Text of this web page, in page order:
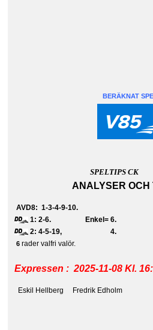
BERÄKNAT
SPELTIPS CK
ANALYSER OCH
AVD8: 1-3-4-9-10.
1: 2-6.
Enkel= 6.
2: 4-5-19,
6 rader valfri valör.
Expressen : 2025-11-08 Kl.
Eskil Hellberg Fredrik Edholm